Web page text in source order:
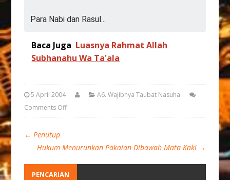
Para Nabi dan Rasul...
Baca Juga Luasnya Rahmat Allah
Subhanahu Wa Ta'ala
5 April 2004
A6. Wajibnya Taubat Nasuha
Comments Off
← Penutup
Hukum Menurunkan Pakaian Dibawah Mata Kaki →
PENCARIAN